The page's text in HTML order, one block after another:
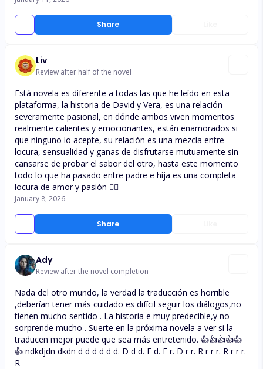
Share
Liv
Review after half of the novel
Share
Está novela es diferente a todas las que he leído en esta
plataforma, la historia de David y Vera, es una relación
severamente pasional, en dónde ambos viven momentos
realmente calientes y emocionantes, están enamorados si
que ninguno lo acepte, su relación es una mezcla entre
locura, sensualidad y ganas de disfrutarse mutuamente sin
cansarse de probar el sabor del otro, hasta este momento
todo lo que ha pasado entre padre e hija es una completa
locura de amor y pasión ❤️‍🔥
January 8, 2026
Ady
Review after the novel completion
Nada del otro mundo, la verdad la traducción es horrible
,deberían tener más cuidado es difícil seguir los diálogos,no
tienen mucho sentido . La historia e muy predecible,y no
sorprende mucho . Suerte en la próxima novela a ver si la
traducen mejor puede que sea más entretenido. 👍👍👍👍👍
👍 ndkdjdn dkdn d d d d d d. D d d. E d. E r. D r r. R r r r. R r r r.
R